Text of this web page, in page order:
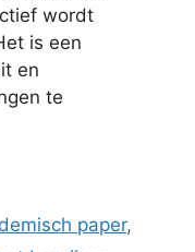
wordt
is een
en
te
paper,